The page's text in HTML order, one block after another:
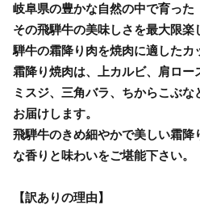
岐阜県の豊かな自然の中で育った
その飛騨牛の美味しさを最大限
騨牛の霜降り肉を焼肉に適したカ
霜降り焼肉は、上カルビ、肩ロー
ミスジ、三角バラ、ちからこぶ
お届けします。
飛騨牛のきめ細やかで美しい霜降
な香りと味わいをご堪能下さい。
【訳ありの理由】